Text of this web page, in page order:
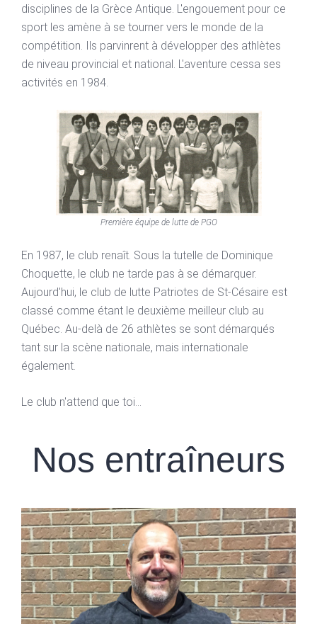
disciplines de la Grèce Antique. L'engouement pour ce
sport les amène à se tourner vers le monde de la
compétition. Ils parvinrent à développer des athlètes
de niveau provincial et national. L'aventure cessa ses
activités en 1984.
Première équipe de lutte de PGO
En 1987, le club renaît. Sous la tutelle de Dominique
Choquette, le club ne tarde pas à se démarquer.
Aujourd'hui, le club de lutte Patriotes de St-Césaire est
classé comme étant le deuxième meilleur club au
Québec. Au-delà de 26 athlètes se sont démarqués
tant sur la scène nationale, mais internationale
également.
Le club n'attend que toi...
Nos entraîneurs